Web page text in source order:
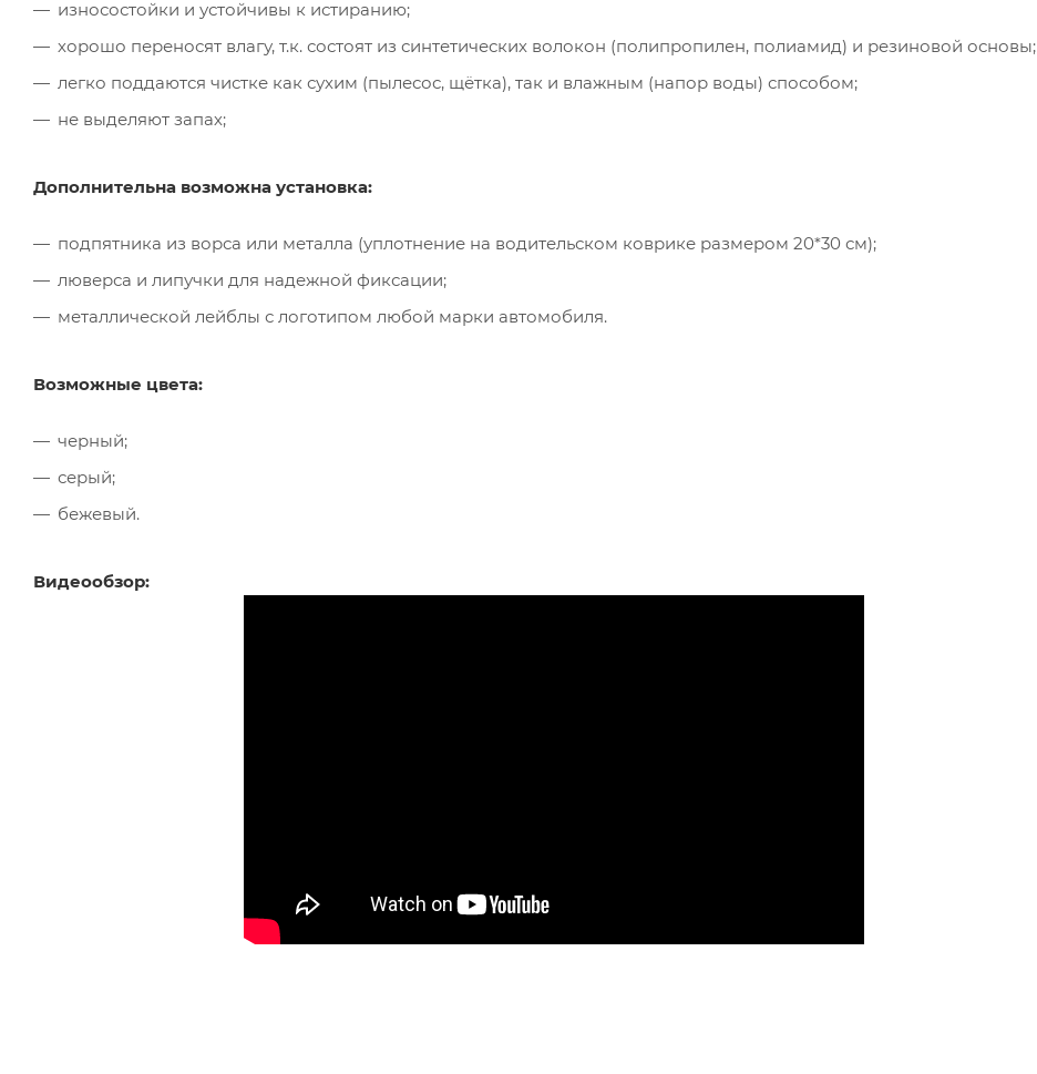
износостойки и устойчивы к истиранию;
хорошо переносят влагу, т.к. состоят из синтетических волокон (полипропилен, полиамид) и резиновой основы;
легко поддаются чистке как сухим (пылесос, щётка), так и влажным (напор воды) способом;
не выделяют запах;
Дополнительна возможна установка:
подпятника из ворса или металла (уплотнение на водительском коврике размером 20*30 см);
люверса и липучки для надежной фиксации;
металлической лейблы с логотипом любой марки автомобиля.
Возможные цвета:
черный;
серый;
бежевый.
Видеообзор: